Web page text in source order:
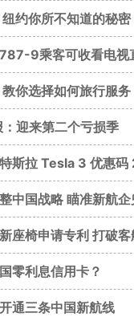
约你所不知道的秘密
9乘客可收看电视
你选择如何旅行服务
迎来第二个亏损季
拉 Tesla 3 优惠码 2019年
国战略 瞄准新航企兜售小
椅申请专利 打破客舱等级
零利息信用卡？
通三条中国新航线